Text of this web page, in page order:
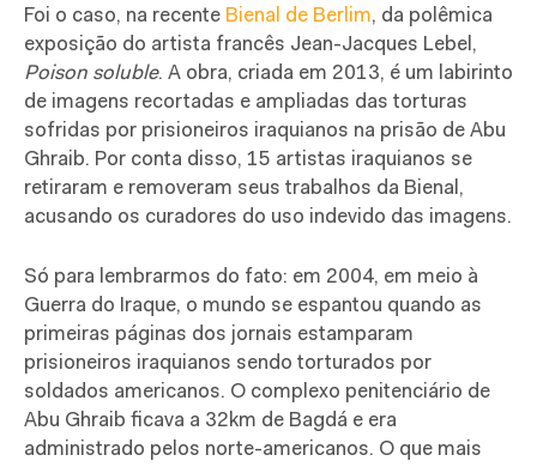
Foi o caso, na recente Bienal de Berlim, da polêmica
exposição do artista francês Jean-Jacques Lebel,
Poison soluble. A obra, criada em 2013, é um labirinto
de imagens recortadas e ampliadas das torturas
sofridas por prisioneiros iraquianos na prisão de Abu
Ghraib. Por conta disso, 15 artistas iraquianos se
retiraram e removeram seus trabalhos da Bienal,
acusando os curadores do uso indevido das imagens.
Só para lembrarmos do fato: em 2004, em meio à
Guerra do Iraque, o mundo se espantou quando as
primeiras páginas dos jornais estamparam
prisioneiros iraquianos sendo torturados por
soldados americanos. O complexo penitenciário de
Abu Ghraib ficava a 32km de Bagdá e era
administrado pelos norte-americanos. O que mais